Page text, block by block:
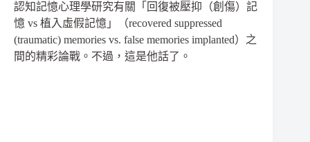
認知記憶心理學研究有關「回復被壓抑（創傷）記
憶 vs 植入虛假記憶」（recovered suppressed
(traumatic) memories vs. false memories implanted）之
間的精彩論戰。不過，這是他話了。